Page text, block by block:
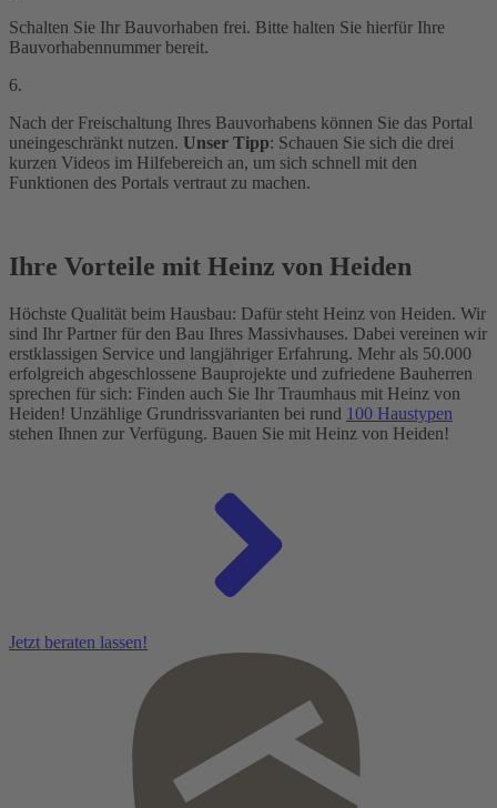
Schalten Sie Ihr Bauvorhaben frei. Bitte halten Sie hierfür Ihre
Bauvorhabennummer bereit.
6.
Nach der Freischaltung Ihres Bauvorhabens können Sie das Portal
uneingeschränkt nutzen. Unser Tipp: Schauen Sie sich die drei
kurzen Videos im Hilfebereich an, um sich schnell mit den
Funktionen des Portals vertraut zu machen.
Ihre Vorteile mit Heinz von Heiden
Höchste Qualität beim Hausbau: Dafür steht Heinz von Heiden. Wir
sind Ihr Partner für den Bau Ihres Massivhauses. Dabei vereinen wir
erstklassigen Service und langjähriger Erfahrung. Mehr als 50.000
erfolgreich abgeschlossene Bauprojekte und zufriedene Bauherren
sprechen für sich: Finden auch Sie Ihr Traumhaus mit Heinz von
Heiden! Unzählige Grundrissvarianten bei rund 100 Haustypen
stehen Ihnen zur Verfügung. Bauen Sie mit Heinz von Heiden!
Jetzt beraten lassen!